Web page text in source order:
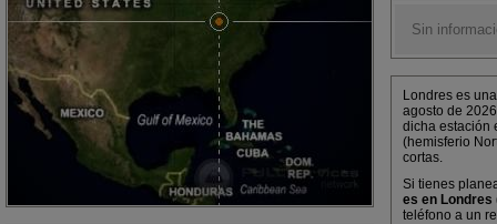
Sin
Londres es
agosto de
dicha estación
(hemisferio
cortas.
Si tienes
es en Londres
teléfono a un